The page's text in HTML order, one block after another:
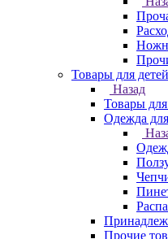
Товары для детей
Назад
Товары для
Одежда
Прочие